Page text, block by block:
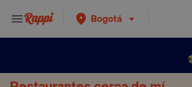
Bogotá